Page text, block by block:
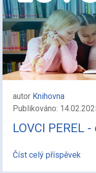
autor Knihovna
Publikováno:
LOVCI PEREL
Číst celý příspěvek